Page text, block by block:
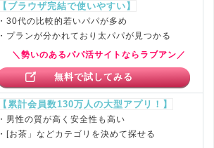
【ブラウザ完結で使いやすい】
・30代の比較的若いパパが多め
・プランが分かれており太パパが見つかる
＼勢いのあるパパ活サイトならラブアン／
無料で試してみる
【累計会員数130万人の大型アプリ！】
・男性の質が高く安全性も高い
・[お茶」などカテゴリを決めて探せる